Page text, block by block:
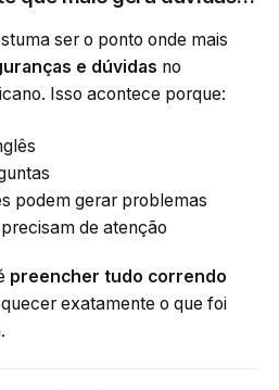
ser o ponto onde mais
e dúvidas no
Isso acontece porque:
podem gerar problemas
de atenção
preencher tudo correndo
exatamente o que foi